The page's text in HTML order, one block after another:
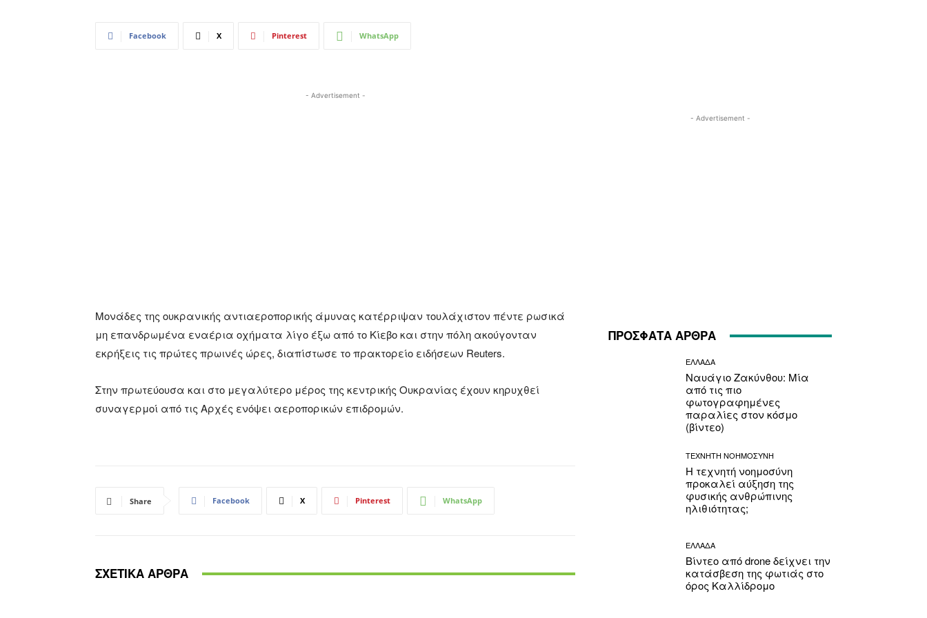
Facebook X Pinterest WhatsApp
- Advertisement -
Μονάδες της ουκρανικής αντιαεροπορικής άμυνας κατέρριψαν τουλάχιστον πέντε ρωσικά
μη επανδρωμένα εναέρια οχήματα λίγο έξω από το Κίεβο και στην πόλη ακούγονταν
εκρήξεις τις πρώτες πρωινές ώρες, διαπίστωσε το πρακτορείο ειδήσεων Reuters.
Στην πρωτεύουσα και στο μεγαλύτερο μέρος της κεντρικής Ουκρανίας έχουν κηρυχθεί
συναγερμοί από τις Αρχές ενόψει αεροπορικών επιδρομών.
Share Facebook X Pinterest WhatsApp
ΣΧΕΤΙΚΑ ΑΡΘΡΑ
- Advertisement -
ΠΡΟΣΦΑΤΑ ΑΡΘΡΑ
ΕΛΛΑΔΑ
Ναυάγιο Ζακύνθου: Μία
από τις πιο
φωτογραφημένες
παραλίες στον κόσμο
(βίντεο)
ΤΕΧΝΗΤΗ ΝΟΗΜΟΣΥΝΗ
Η τεχνητή νοημοσύνη
προκαλεί αύξηση της
φυσικής ανθρώπινης
ηλιθιότητας;
ΕΛΛΑΔΑ
Βίντεο από drone δείχνει την
κατάσβεση της φωτιάς στο
όρος Καλλίδρομο